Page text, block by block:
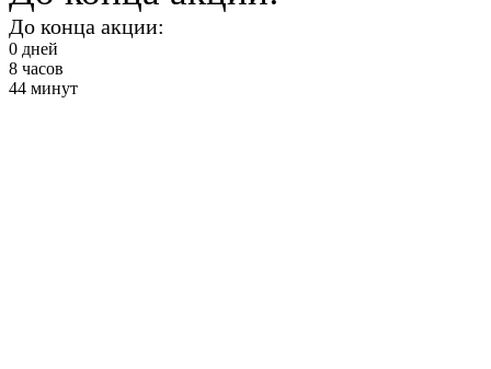
До конца акции:
0 дней
8 часов
44 минут